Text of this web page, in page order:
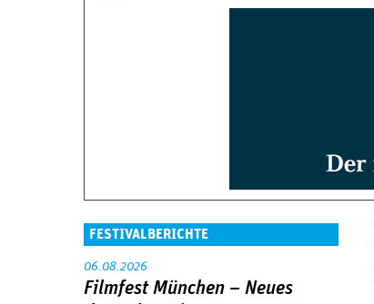
FESTIVALBERICHTE
06.08.2026
Filmfest München – Neues